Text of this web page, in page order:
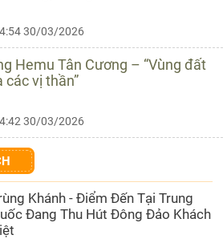
30/03/2026
Hemu Tân Cương – “Vùng đất
các vị thần”
30/03/2026
Khánh - Điểm Đến Tại Trung
Đang Thu Hút Đông Đảo Khách